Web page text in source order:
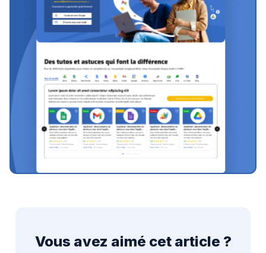
Vous avez aimé cet article ?